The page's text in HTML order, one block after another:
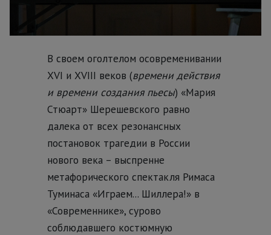
В своем оголтелом осовременивании
XVI и XVIII веков (времени действия
и времени создания пьесы) «Мария
Стюарт» Шерешевского равно
далека от всех резонансных
постановок трагедии в России
нового века – выспренне
метафорического спектакля Римаса
Туминаса «Играем... Шиллера!» в
«Современнике», сурово
соблюдавшего костюмную